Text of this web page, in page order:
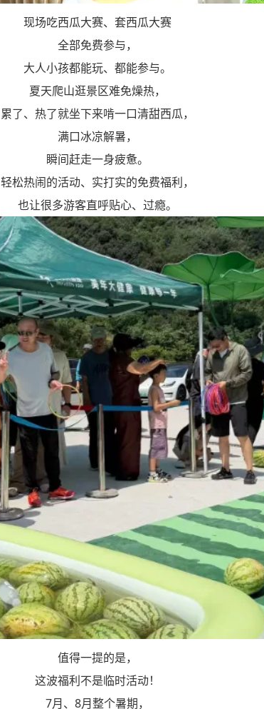
现场吃西瓜大赛、套西瓜大赛
全部免费参与，
大人小孩都能玩、都能参与。
夏天爬山逛景区难免燥热，
累了、热了就坐下来啃一口清甜西瓜，
满口冰凉解暑，
瞬间赶走一身疲惫。
轻松热闹的活动、实打实的免费福利，
也让很多游客直呼贴心、过瘾。
值得一提的是，
这波福利不是临时活动！
7月、8月整个暑期，